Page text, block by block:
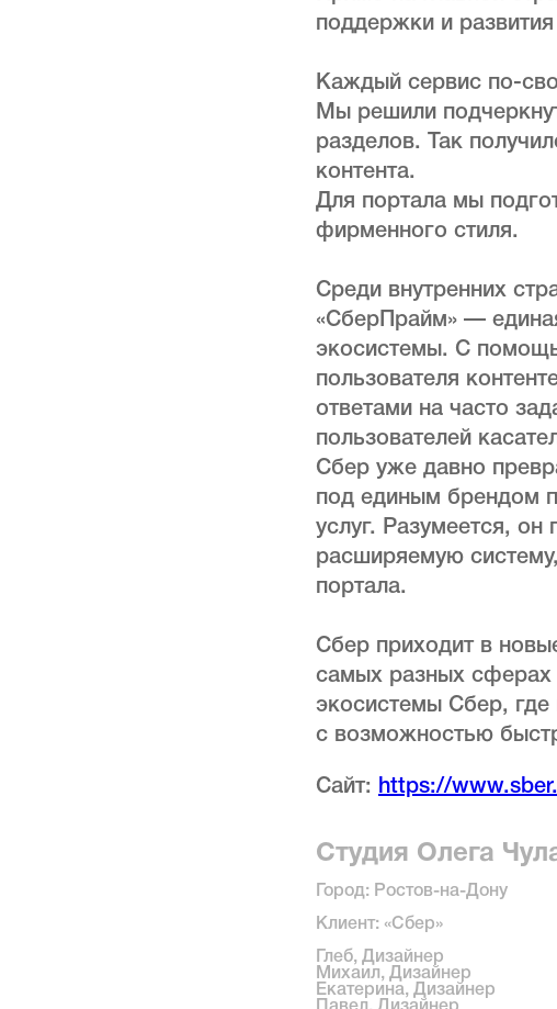
поддержки и
Каждый сервис по-
Мы решили
разделов. Так
контента.
Для портала мы
фирменного стиля.
Среди внутренних
«СберПрайм» —
экосистемы. С
пользователя
ответами на часто
пользователей
Сбер уже давно
под единым брендом
услуг. Разумеется,
расширяемую
портала.
Сбер приходит в
самых разных сферах
экосистемы Сбер, где
с возможностью
Сайт: https://
Студия Олега
Город: Ростов-на-Дону
Клиент: «Сбер»
Глеб, Дизайнер
Михаил, Дизайнер
Екатерина, Дизайнер